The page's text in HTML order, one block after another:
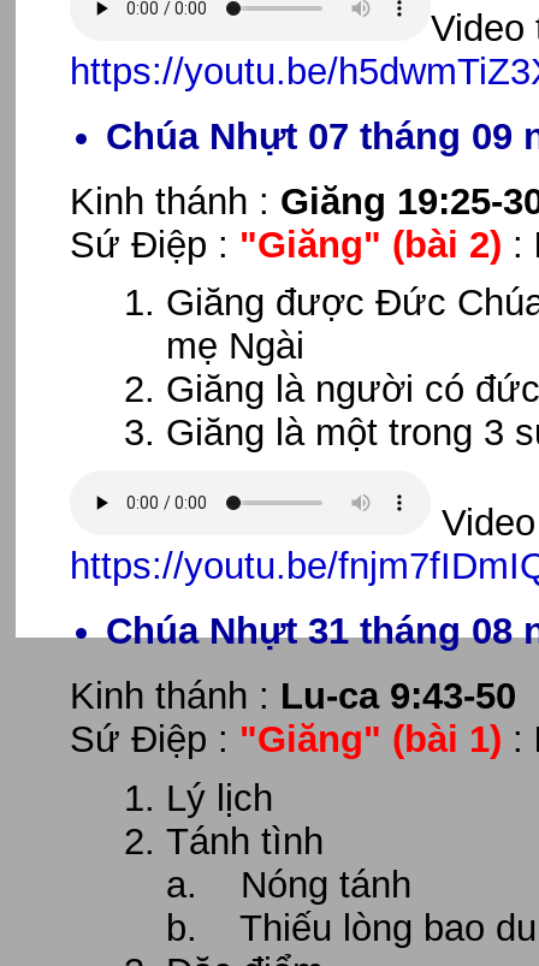
Video
https://youtu.be/
Chúa Nhựt 07 tháng 09
Kinh thánh : Giăng 19:25-
Sứ Điệp : "Giăng" (bài 2) :
Giăng được Đức
mẹ Ngài
Giăng là người có
Giăng là một trong 3
https://youtu.be/
Chúa Nhựt 31 tháng 08
Kinh thánh : Lu-ca 9:43-50
Sứ Điệp : "Giăng" (bài 1) :
Lý lịch
Tánh tình
a. Nóng tánh
b. Thiếu lòng bao